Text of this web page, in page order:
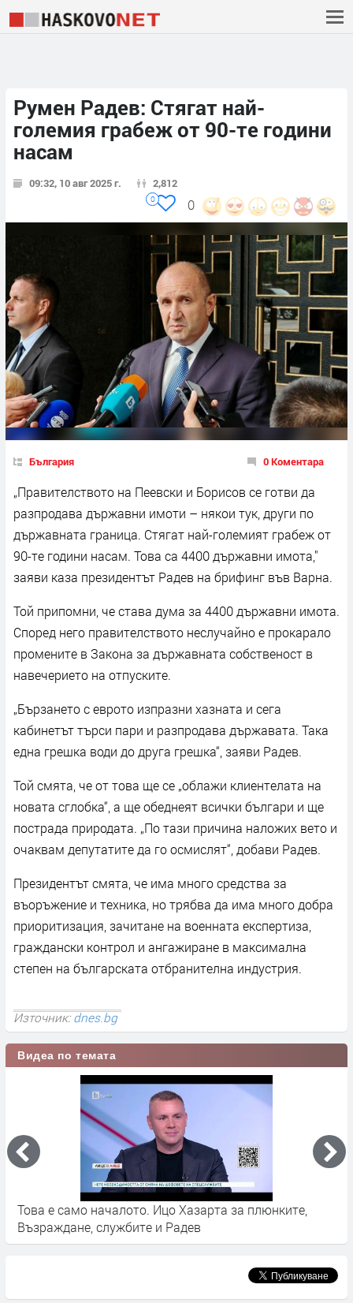
Румен Радев: Стягат най-
големия грабеж от 90-те години
насам
09:32, 10 авг 2025 г. 2,812
0
0
България 0 Коментара
„Правителството на Пеевски и Борисов се готви да
разпродава държавни имоти – някои тук, други по
държавната граница. Стягат най-големият грабеж от
90-те години насам. Това са 4400 държавни имота,"
заяви каза президентът Радев на брифинг във Варна.
Той припомни, че става дума за 4400 държавни имота.
Според него правителството неслучайно е прокарало
промените в Закона за държавната собственост в
навечерието на отпуските.
„Бързането с еврото изпразни хазната и сега
кабинетът търси пари и разпродава държавата. Така
една грешка води до друга грешка“, заяви Радев.
Той смята, че от това ще се „облажи клиентелата на
новата сглобка“, а ще обеднеят всички българи и ще
пострада природата. „По тази причина наложих вето и
очаквам депутатите да го осмислят“, добави Радев.
Президентът смята, че има много средства за
въоръжение и техника, но трябва да има много добра
приоритизация, зачитане на военната експертиза,
граждански контрол и ангажиране в максимална
степен на българската отбранителна индустрия.
Източник:dnes.bg
Видеа по темата
Това е само началото. Ицо Хазарта за плюнките,
Възраждане, службите и Радев